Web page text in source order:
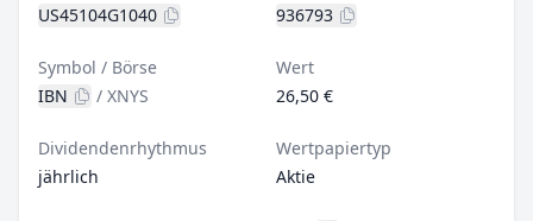
US45104G1040
936793
Symbol / Börse
IBN
/ XNYS
Wert
26,50 €
Dividendenrhythmus
jährlich
Wertpapiertyp
Aktie